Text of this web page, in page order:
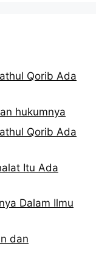
Qorib Ada
hukumnya
Qorib Ada
Itu Ada
Dalam Ilmu
dan